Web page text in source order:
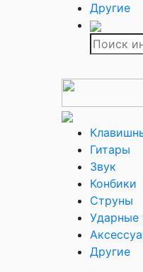
Другие
Гитары
Звук
Конбики
Струны
Ударные
Другие